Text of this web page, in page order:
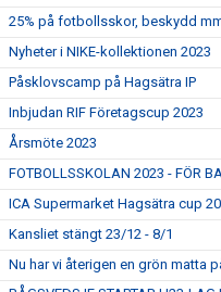
25% på fotbollsskor, beskydd
Nyheter i NIKE-kollektionen 2023
Påsklovscamp på Hagsätra IP
Inbjudan RIF Företagscup 2023
Årsmöte 2023
FOTBOLLSSKOLAN 2023 - FÖR
ICA Supermarket Hagsätra cup
Kansliet stängt 23/12 - 8/1
Nu har vi återigen en grön matta